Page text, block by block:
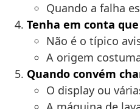
Quando a falha
Tenha em conta
Não é o típico
A origem
Quando convém
O display ou